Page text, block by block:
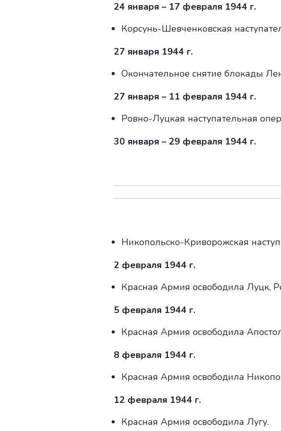
24 января – 17 февраля 1944 г.
Корсунь-Шевченковская
27 января 1944 г.
Окончательное снятие блокады
27 января – 11 февраля 1944 г.
Ровно-Луцкая наступательная
30 января – 29 февраля 1944 г.
Никопольско-Криворожская
2 февраля 1944 г.
Красная Армия освободила Луцк,
5 февраля 1944 г.
Красная Армия освободила
8 февраля 1944 г.
Красная Армия освободила
12 февраля 1944 г.
Красная Армия освободила Лугу.